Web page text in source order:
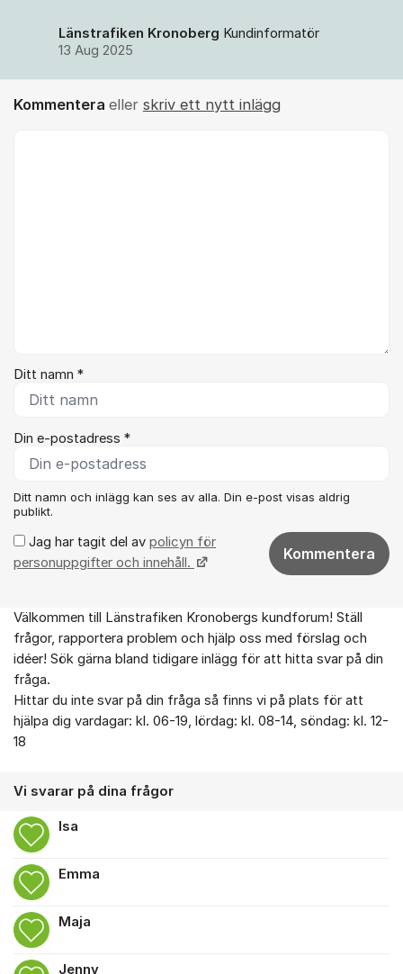
Länstrafiken Kronoberg Kundinformatör
13 Aug 2025
Kommentera eller skriv ett nytt inlägg
Ditt namn *
Din e-postadress *
Ditt namn och inlägg kan ses av alla. Din e-post visas aldrig
publikt.
Jag har tagit del av policyn för
personuppgifter och innehåll.
Kommentera
Om forumet
Välkommen till Länstrafiken Kronobergs kundforum! Ställ
frågor, rapportera problem och hjälp oss med förslag och
idéer! Sök gärna bland tidigare inlägg för att hitta svar på din
fråga.
Hittar du inte svar på din fråga så finns vi på plats för att
hjälpa dig vardagar: kl. 06-19, lördag: kl. 08-14, söndag: kl. 12-
18
Vi svarar på dina frågor
Isa
Emma
Maja
Jenny